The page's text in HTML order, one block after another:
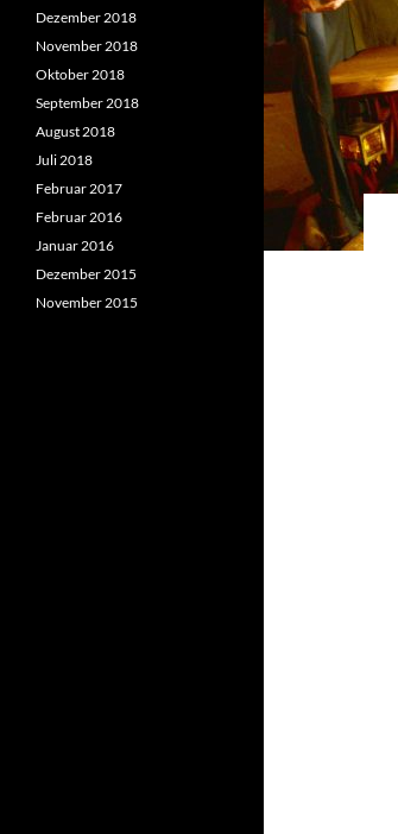
Dezember 2018
November 2018
Oktober 2018
September 2018
August 2018
Juli 2018
Februar 2017
Februar 2016
Januar 2016
Dezember 2015
November 2015